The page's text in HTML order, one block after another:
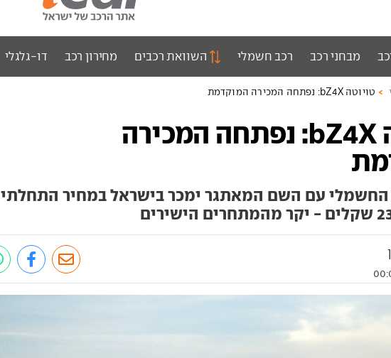
מבחני רכב רכב חשמלי השוואת רכבים מחירון רכב דו-גלגלי
טויוטה bZ4X: נפתחה המכירה המוקדמת
טויוטה bZ4X: נפתחה המכירה
החשמלי עם השם המאתגר ימכר בישראל במחיר התחלתי